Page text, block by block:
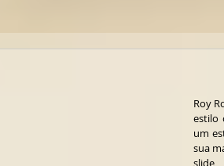
Roy
estilo
um
sua
slide